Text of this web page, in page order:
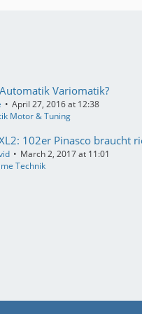
Variomatik?
April 27, 2016 at 12:38
Motor & Tuning
102er Pinasco braucht
March 2, 2017 at 11:01
Technik